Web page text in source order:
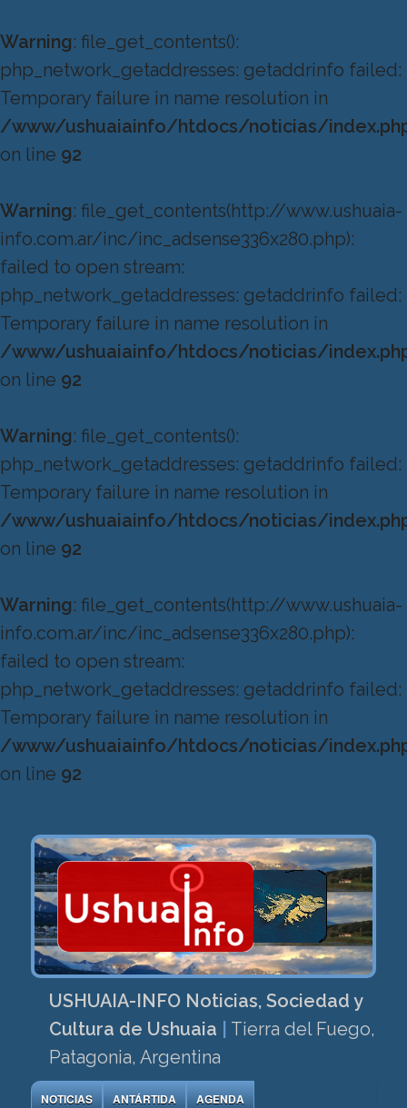
Warning: file_get_contents():
php_network_getaddresses: getaddrinfo failed:
Temporary failure in name resolution in
/www/ushuaiainfo/htdocs/noticias/
on line 92
Warning: file_get_contents(http://www.ushuaia-
info.com.ar/inc/inc_adsense336x280.php):
failed to open stream:
php_network_getaddresses: getaddrinfo failed:
Temporary failure in name resolution in
/www/ushuaiainfo/htdocs/noticias/
on line 92
Warning: file_get_contents():
php_network_getaddresses: getaddrinfo failed:
Temporary failure in name resolution in
/www/ushuaiainfo/htdocs/noticias/
on line 92
Warning: file_get_contents(http://www.ushuaia-
info.com.ar/inc/inc_adsense336x280.php):
failed to open stream:
php_network_getaddresses: getaddrinfo failed:
Temporary failure in name resolution in
/www/ushuaiainfo/htdocs/noticias/
on line 92
USHUAIA-INFO Noticias, Sociedad y
Cultura de Ushuaia
Tierra del Fuego,
Patagonia, Argentina
NOTICIAS ANTÁRTIDA AGENDA